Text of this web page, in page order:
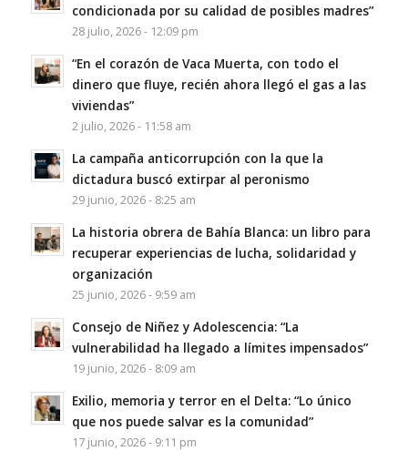
condicionada por su calidad de posibles madres”
28 julio, 2026 - 12:09 pm
“En el corazón de Vaca Muerta, con todo el
dinero que fluye, recién ahora llegó el gas a las
viviendas”
2 julio, 2026 - 11:58 am
La campaña anticorrupción con la que la
dictadura buscó extirpar al peronismo
29 junio, 2026 - 8:25 am
La historia obrera de Bahía Blanca: un libro para
recuperar experiencias de lucha, solidaridad y
organización
25 junio, 2026 - 9:59 am
Consejo de Niñez y Adolescencia: “La
vulnerabilidad ha llegado a límites impensados”
19 junio, 2026 - 8:09 am
Exilio, memoria y terror en el Delta: “Lo único
que nos puede salvar es la comunidad”
17 junio, 2026 - 9:11 pm